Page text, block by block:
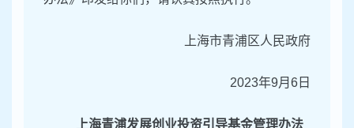
上海市青浦区人民政府
2023年9月6日
上海青浦发展创业投资引导基金管理办法